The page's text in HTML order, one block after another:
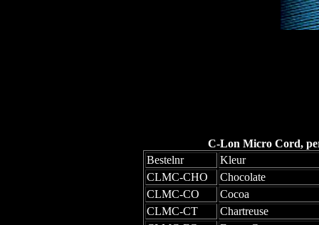
C-Lon Micro Cord,
Bestelnr
Kleur
CLMC-CHO
Chocolate
CLMC-CO
Cocoa
CLMC-CT
Chartreuse